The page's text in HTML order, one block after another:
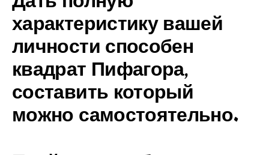
характеристику вашей
личности способен
квадрат Пифагора,
составить который
можно самостоятельно.